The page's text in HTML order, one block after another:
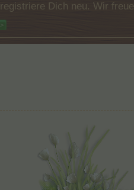
Dich neu. Wir